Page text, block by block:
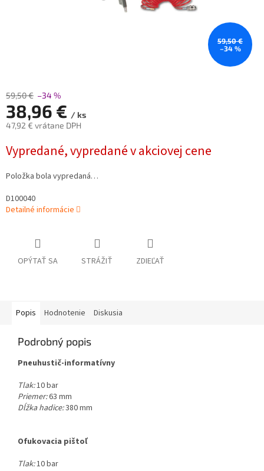
59,50 €
–34 %
59,50 € –34 %
38,96 € / ks
47,92 € vrátane DPH
cena:
Vypredané, vypredané v akciovej cene
Položka bola vypredaná…
D100040
Detailné informácie
OPÝTAŤ SA STRÁŽIŤ ZDIEĽAŤ
Popis Hodnotenie Diskusia
Podrobný popis
Pneuhustič-informatívny
Tlak:10 bar
Priemer:63 mm
Dĺžka hadice:380 mm
Ofukovacia pištoľ
Tlak:10 bar